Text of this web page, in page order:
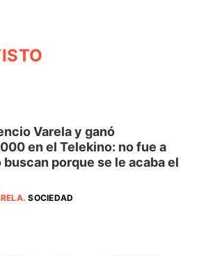
Varela y ganó
en el Telekino: no fue a
porque se le acaba el
.SOCIEDAD